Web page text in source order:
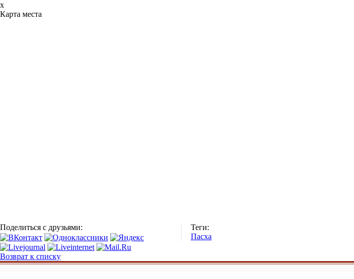
x
Карта места
Поделиться с друзьями:
Теги:
Пасха
Возврат к списку